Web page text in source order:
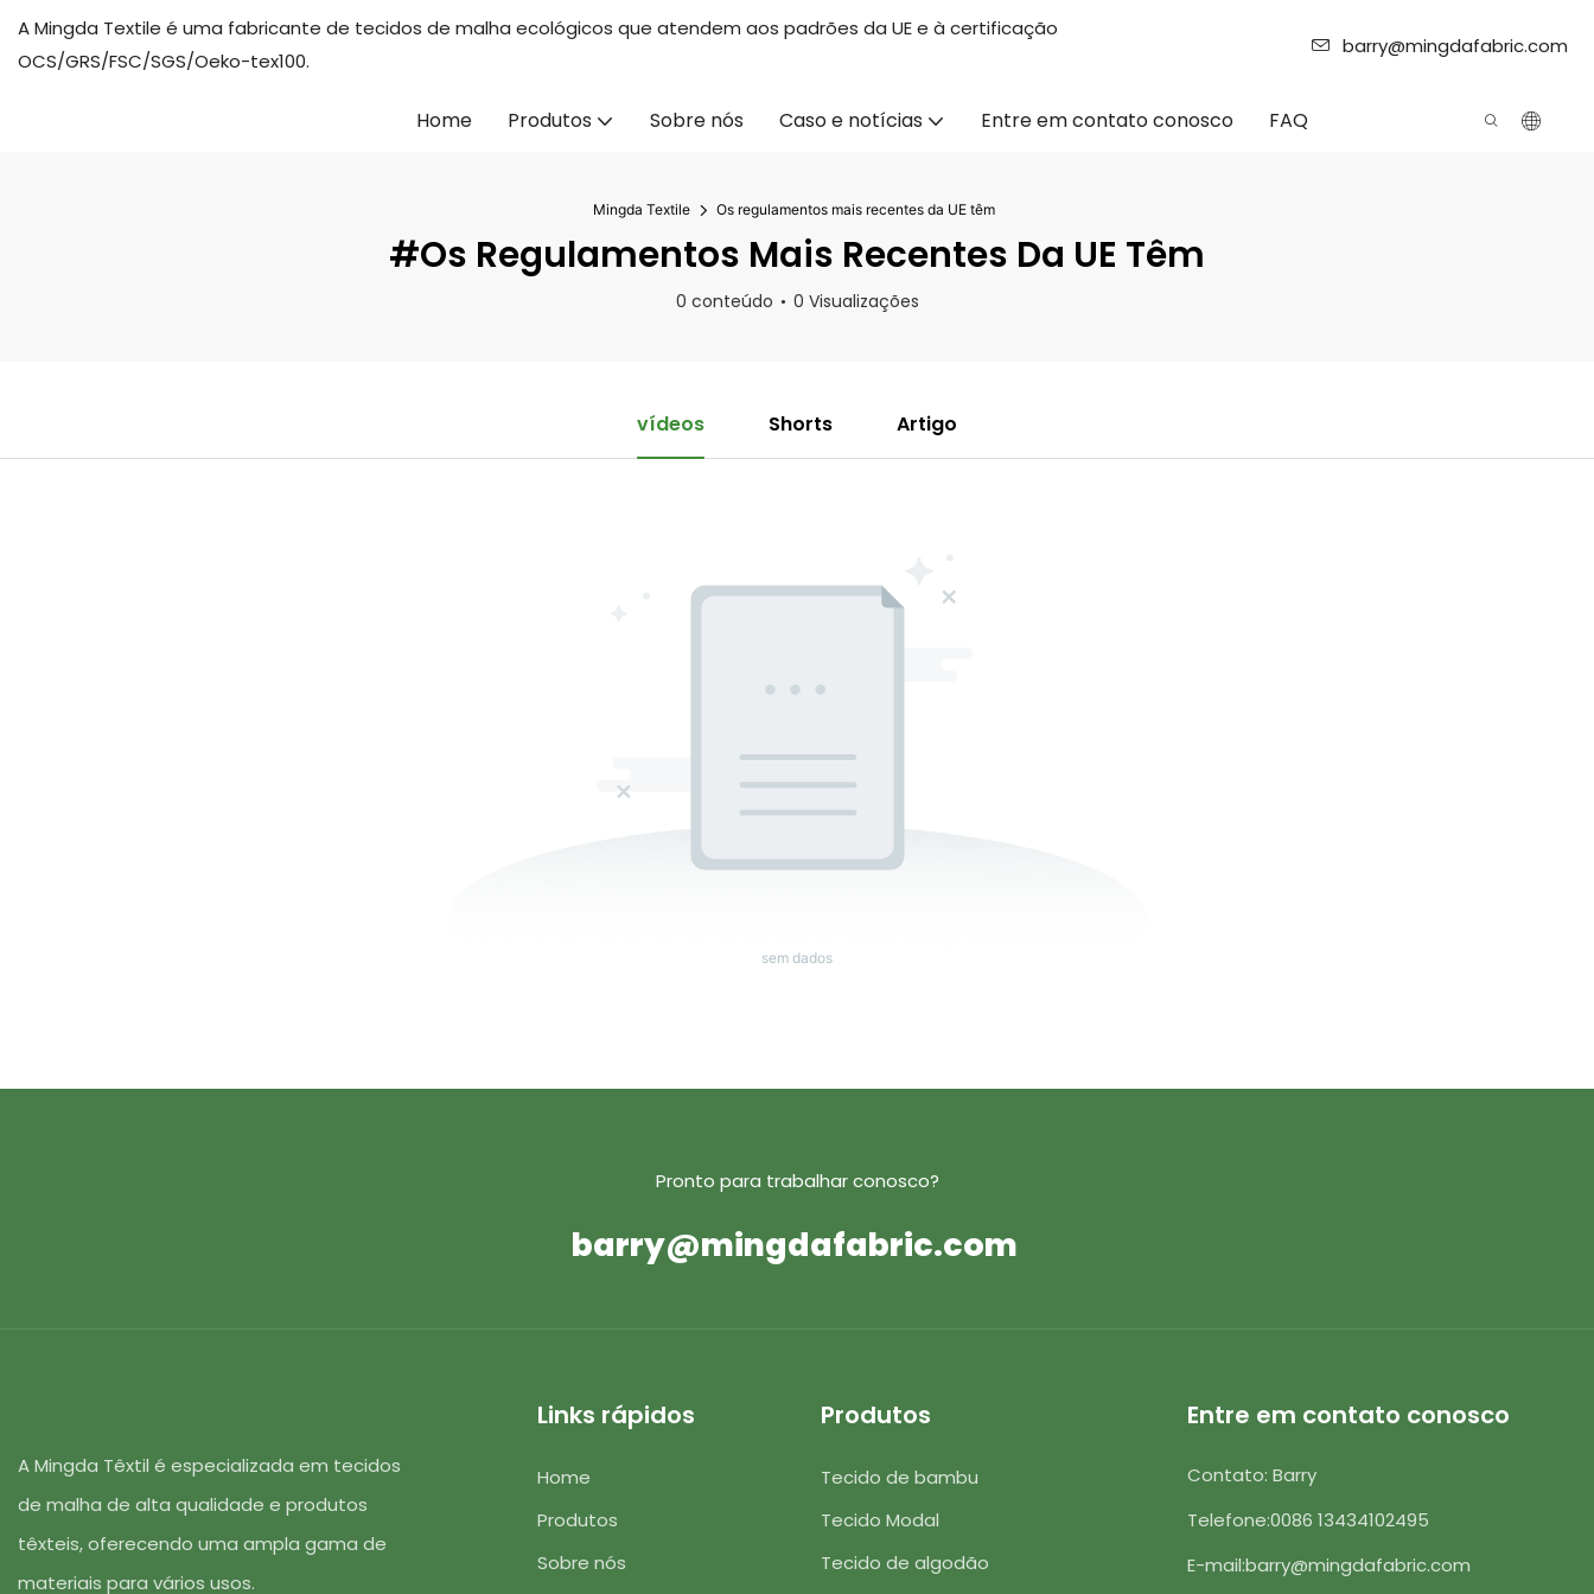
A Mingda Textile é uma fabricante de tecidos de malha ecológicos que atendem aos padrões da UE e à certificação
OCS/GRS/FSC/SGS/Oeko-tex100.
barry@mingdafabric.com
Home Produtos Sobre nós Caso e notícias Entre em contato conosco FAQ
Mingda Textile Os regulamentos mais recentes da UE têm
#Os Regulamentos Mais Recentes Da UE Têm
0 conteúdo 0 Visualizações
vídeos Shorts Artigo
sem dados
Pronto para trabalhar conosco?
barry@mingdafabric.com
A Mingda Têxtil é especializada em tecidos
de malha de alta qualidade e produtos
têxteis, oferecendo uma ampla gama de
materiais para vários usos.
Links rápidos
Home
Produtos
Sobre nós
Produtos
Tecido de bambu
Tecido Modal
Tecido de algodão
Entre em contato conosco
Contato: Barry
Telefone:0086 13434102495
E-mail:barry@mingdafabric.com